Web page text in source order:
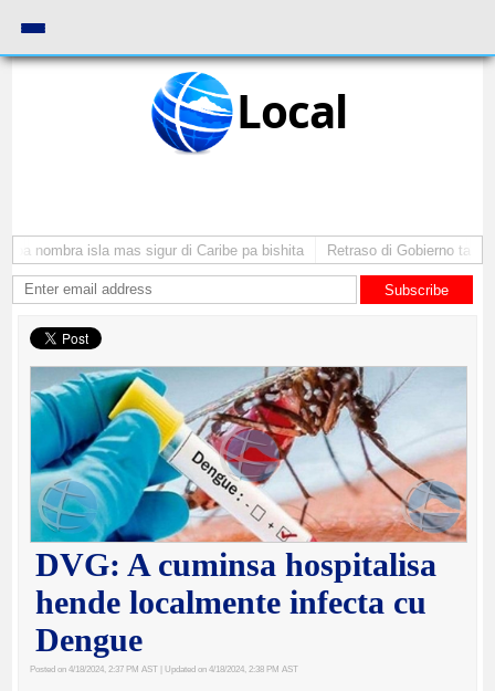
Local
nombra isla mas sigur di Caribe pa bishita Retraso di Gobierno ta
Subscribe
DVG: A cuminsa hospitalisa
hende localmente infecta cu
Dengue
Posted on 4/18/2024, 2:37 PM AST | Updated on 4/18/2024, 2:38 PM AST